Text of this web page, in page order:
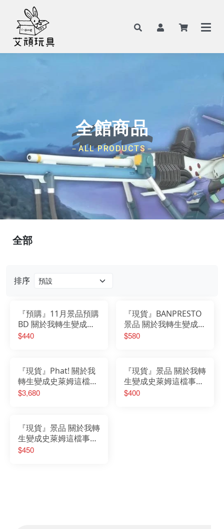
全館商品
－ALL PRODUCTS－
排序
『預購』11月景品預購
BD 關於我轉生變成史
萊姆這檔事 ESPRESTO
$440
『現貨』BANPRESTO
景品 關於我轉生變成史
萊姆這檔事 利姆露 史
$580
『現貨』Phat! 關於我
轉生變成史萊姆這檔事
蜜莉姆‧納瓦 拿渥 1/7
$3,680
『現貨』景品 關於我轉
生變成史萊姆這檔事
ESPRESTO est 利姆路
$400
『現貨』景品 關於我轉
生變成史萊姆這檔事
EXQ 史萊姆 利姆路 坦
$450
全部